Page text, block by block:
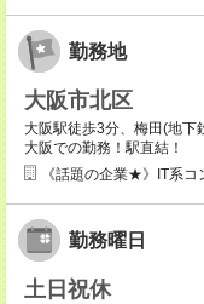
勤務地
大阪市北区
大阪駅徒歩3分、梅田(地
大阪での勤務！駅直結！
《話題の企業★》IT系
勤務曜日
土日祝休